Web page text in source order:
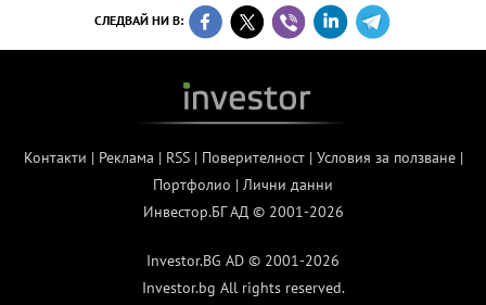
СЛЕДВАЙ НИ В:
Контакти | Реклама | RSS| Поверителност| Условия за ползване|
Портфолио | Лични данни
Инвестор.БГ АД © 2001-2026
Investor.BG AD © 2001-2026
Investor.bg All rights reserved.